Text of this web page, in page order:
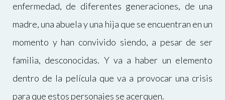
enfermedad, de diferentes generaciones, de una
madre, una abuela y una hija que se encuentran en un
momento y han convivido siendo, a pesar de ser
familia, desconocidas. Y va a haber un elemento
dentro de la película que va a provocar una crisis
para que estos personajes se acerquen.